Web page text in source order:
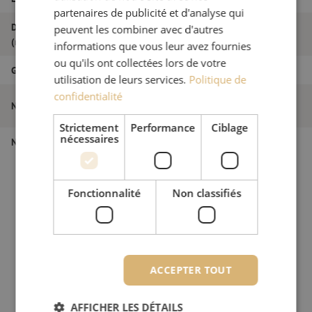
Diamètre extérieur
(mm)
1.8
Grade B
Nom de l'article
SC/PC, 1.8mm, 75m
Numéro d'article
partenaires de publicité et d'analyse qui
peuvent les combiner avec d'autres
informations que vous leur avez fournies
ou qu'ils ont collectées lors de votre
utilisation de leurs services. Politique de
confidentialité
Strictement
nécessaires
Performance Ciblage
Fonctionnalité Non classifiés
ACCEPTER TOUT
AFFICHER LES DÉTAILS